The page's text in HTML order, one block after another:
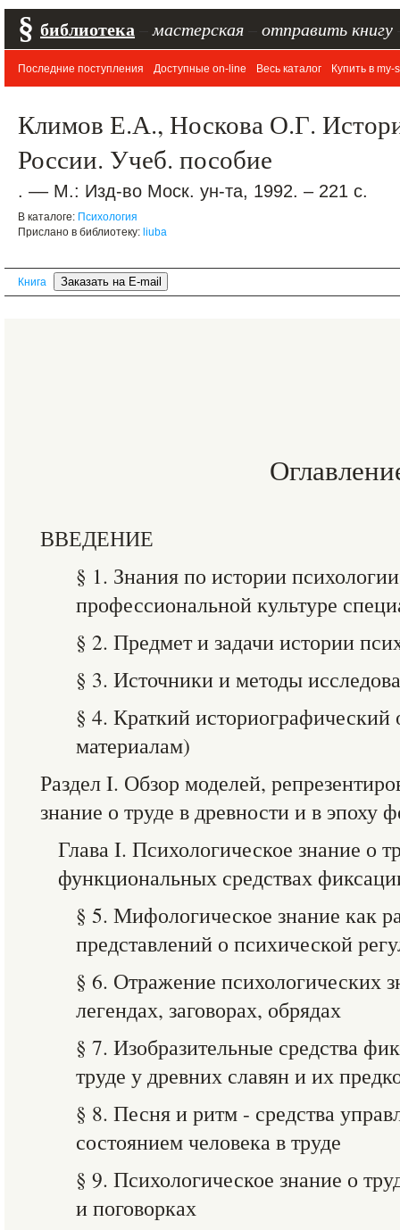
§ библиотека мастерская отправить книгу
Последние поступления Доступные on-line Весь каталог Купить в my-
Климов Е.А., Носкова О.Г.
России. Учеб. пособие
. –– М.: Изд-во Моск. ун-та, 1992. – 221 с.
В каталоге: Психология
Прислано в библиотеку: liuba
Книга
ВВЕДЕНИЕ
§ 1. Знания по истории
профессиональной культуре
§ 2. Предмет и задачи истории
§ 3. Источники и методы
§ 4. Краткий историографический
материалам)
Раздел I. Обзор моделей,
знание о труде в древности и в эпоху
Глава I. Психологическое знание о
функциональных средствах
§ 5. Мифологическое знание как
представлений о психической
§ 6. Отражение психологических
легендах, заговорах, обрядах
§ 7. Изобразительные средства
труде у древних славян и их
§ 8. Песня и ритм - средства
состоянием человека в труде
§ 9. Психологическое знание о
и поговорках